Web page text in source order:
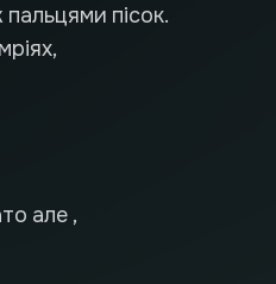
пісок.
але ,